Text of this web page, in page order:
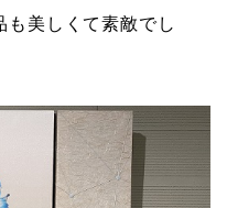
も美しくて素敵でし